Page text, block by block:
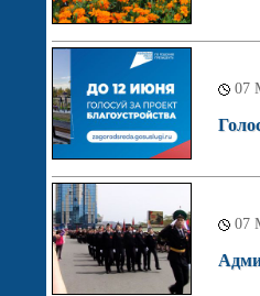
07
07